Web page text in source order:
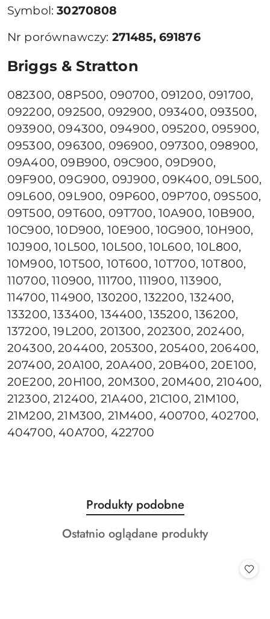
Symbol:30270808
Nr porównawczy: 271485, 691876
Briggs & Stratton
082300, 08P500, 090700, 091200, 091700,
092200, 092500, 092900, 093400, 093500,
093900, 094300, 094900, 095200, 095900,
095300, 096300, 096900, 097300, 098900,
09A400, 09B900, 09C900, 09D900,
09F900, 09G900, 09J900, 09K400, 09L500,
09L600, 09L900, 09P600, 09P700, 09S500,
09T500, 09T600, 09T700, 10A900, 10B900,
10C900, 10D900, 10E900, 10G900, 10H900,
10J900, 10L500, 10L500, 10L600, 10L800,
10M900, 10T500, 10T600, 10T700, 10T800,
110700, 110900, 111700, 111900, 113900,
114700, 114900, 130200, 132200, 132400,
133200, 133400, 134400, 135200, 136200,
137200, 19L200, 201300, 202300, 202400,
204300, 204400, 205300, 205400, 206400,
207400, 20A100, 20A400, 20B400, 20E100,
20E200, 20H100, 20M300, 20M400, 210400,
212300, 212400, 21A400, 21C100, 21M100,
21M200, 21M300, 21M400, 400700, 402700,
404700, 40A700, 422700
Pomiń karuzelę produktów
Produkty
o
statusie:
Produkty podobne
Produkty
Ostatnio oglądane produkty